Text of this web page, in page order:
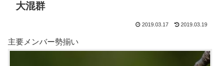
大混群
2019.03.17 2019.03.19
主要メンバー勢揃い